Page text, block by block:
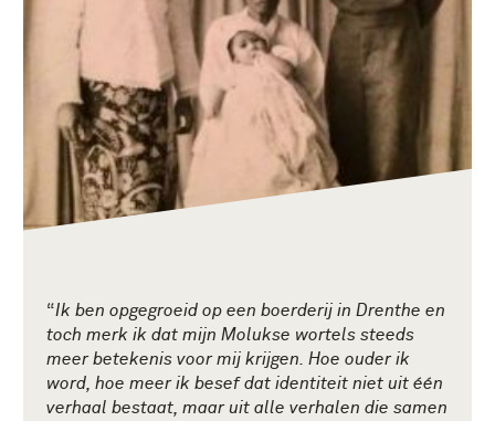
“Ik ben opgegroeid op een boerderij in Drenthe en
toch merk ik dat mijn Molukse wortels steeds
meer betekenis voor mij krijgen. Hoe ouder ik
word, hoe meer ik besef dat identiteit niet uit één
verhaal bestaat, maar uit alle verhalen die samen